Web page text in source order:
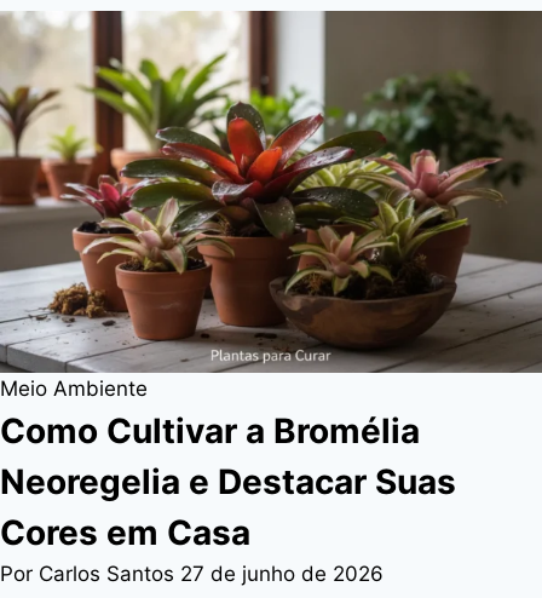
Meio Ambiente
Como Cultivar a Bromélia
Neoregelia e Destacar Suas
Cores em Casa
Por Carlos Santos 27 de junho de 2026